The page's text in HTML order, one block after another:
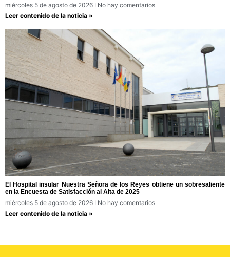
miércoles 5 de agosto de 2026
No hay comentarios
Leer contenido de la noticia »
El Hospital insular Nuestra Señora de los Reyes obtiene un sobresaliente
en la Encuesta de Satisfacción al Alta de 2025
miércoles 5 de agosto de 2026
No hay comentarios
Leer contenido de la noticia »